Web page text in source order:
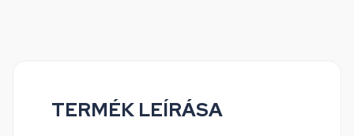
TERMÉK LEÍRÁSA